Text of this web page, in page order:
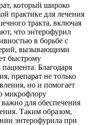
который широко
практике для лечения
тракта, включая
что энтерофурил
в борьбе с
вызывающими
быстрому
Благодаря
препарат не только
но и помогает
микрофлору
для обеспечения
Таким образом,
энтерофурила при